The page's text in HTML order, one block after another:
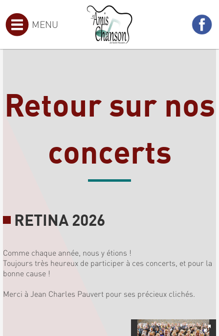
MENU
Retour sur nos
concerts
RETINA 2026
Comme chaque année, nous y étions !
Toujours très heureux de participer à ces concerts, et pour la
bonne cause !
Merci à Jean Charles Pauvert pour ses précieux clichés.